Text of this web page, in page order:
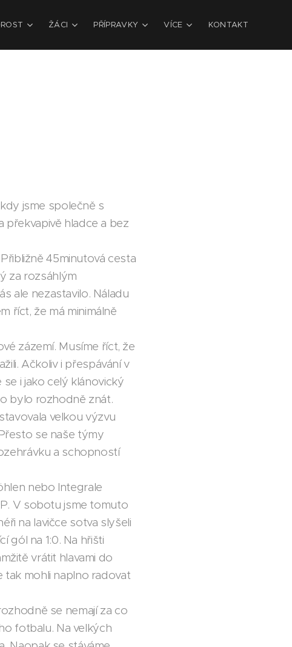
ŽÁCI PŘÍPRAVKY VÍCE KONTAKT
jsme společně s
překvapivě hladce a bez
45minutová cesta
za rozsáhlým
ale nezastavilo. Náladu
říct, že má minimálně
zázemí. Musíme říct, že
Ačkoliv i přespávání v
i jako celý klánovický
bylo rozhodně znát.
velkou výzvu
se naše týmy
a schopností
nebo Integrale
V sobotu jsme tomuto
na lavičce sotva slyšeli
gól na 1:0. Na hřišti
vrátit hlavami do
tak mohli naplno radovat
se nemají za co
fotbalu. Na velkých